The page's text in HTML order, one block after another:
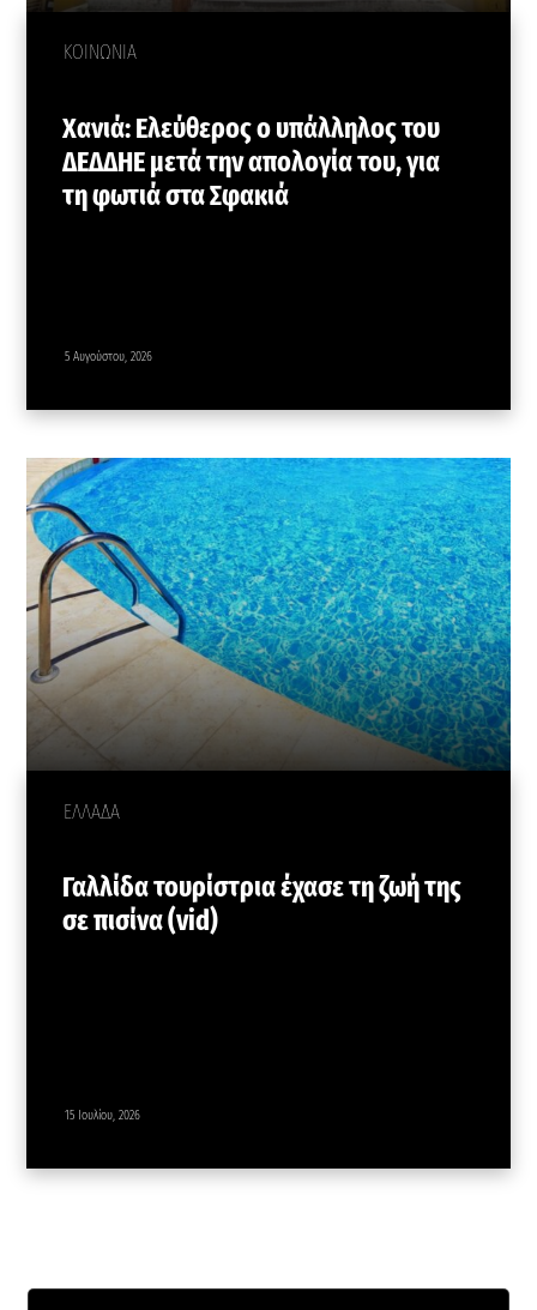
ΚΟΙΝΩΝΙΑ
Χανιά: Ελεύθερος ο υπάλληλος του
ΔΕΔΔΗΕ μετά την απολογία του, για
τη φωτιά στα Σφακιά
5 Αυγούστου, 2026
ΕΛΛΑΔΑ
Γαλλίδα τουρίστρια έχασε τη ζωή της
σε πισίνα (vid)
15 Ιουλίου, 2026